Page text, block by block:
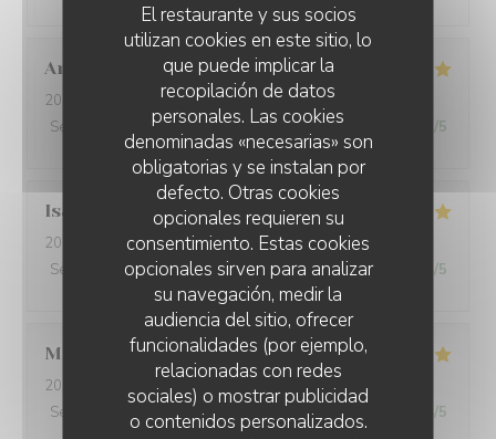
El restaurante y sus socios
utilizan cookies en este sitio, lo
que puede implicar la
recopilación de datos
personales. Las cookies
denominadas «necesarias» son
obligatorias y se instalan por
defecto. Otras cookies
opcionales requieren su
consentimiento. Estas cookies
opcionales sirven para analizar
su navegación, medir la
audiencia del sitio, ofrecer
funcionalidades (por ejemplo,
relacionadas con redes
sociales) o mostrar publicidad
o contenidos personalizados.
Anouk
2026-08-02
- 13:00 - Invitados 3
Servicio
Ambiente : 5/5 Menú: 5/5 Calidad / Precio /5
Isabelle
2026-08-01 - 19:00 - Invitados 3
Servicio
/5 Ambiente: 4/5 Menú: 4/5 Calidad / Precio /5
Mathéo D
2026-07-31
- 18:30 - Invitados 2
Servicio
Ambiente : 5 Menú 5 Calidad / Precio /5
L'AILE ET LA CUISSE